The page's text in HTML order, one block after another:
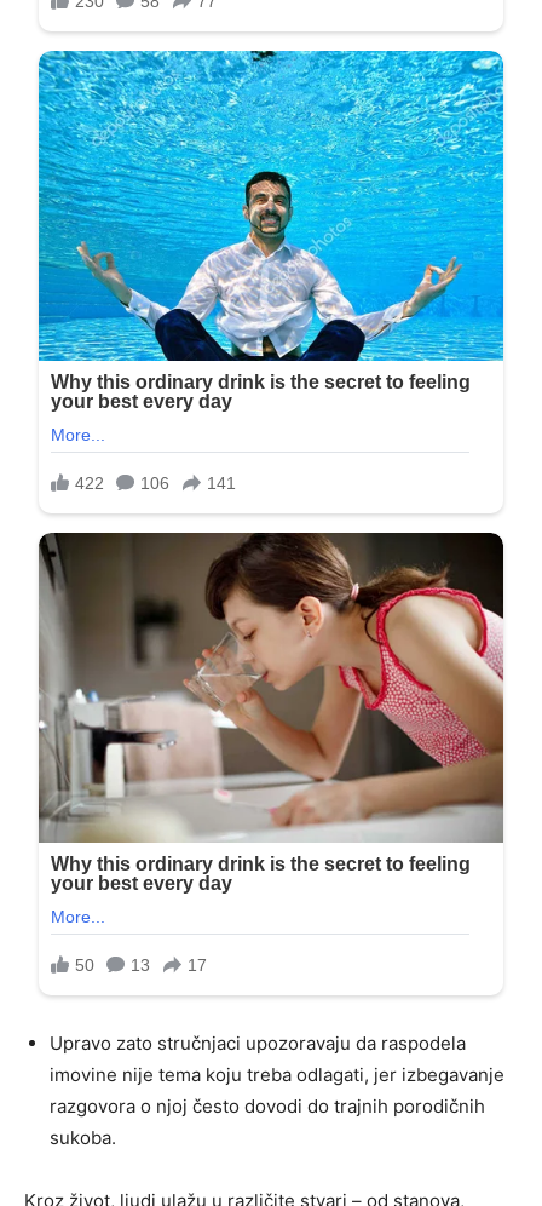
Upravo zato stručnjaci upozoravaju da raspodela
imovine nije tema koju treba odlagati, jer izbegavanje
razgovora o njoj često dovodi do trajnih porodičnih
sukoba.
Kroz život, ljudi ulažu u različite stvari – od stanova,